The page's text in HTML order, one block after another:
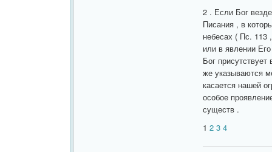
2 . Если Бог
Писания , в
небесах ( Пс.
или в явлении
Бог
же указываются
касается нашей
особое
существ .
1 2 3 4